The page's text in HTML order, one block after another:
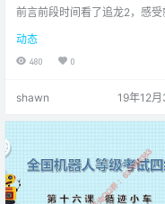
系统出租 v102 温湿度短
前言前段时间看了追龙2，感受
话，劝你还是不要看了，因为追
跟追龙1压根没什么联系，给我
热度来的。不过里面有一段剧
有一块SIM900A模块，不如拿
玩啊。那我就做一个温湿度短
知器吧。就是发条指定命令的…
动态
480 0
shawn 19年12月